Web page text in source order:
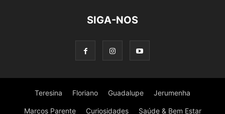
SIGA-NOS
Teresina Floriano Guadalupe Jerumenha
Marcos Parente Curiosidades Saúde & Bem Estar